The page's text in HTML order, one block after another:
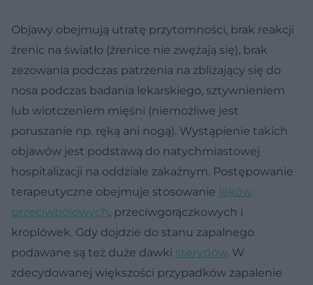
Objawy obejmują utratę przytomności, brak reakcji
źrenic na światło (źrenice nie zwężają się), brak
zezowania podczas patrzenia na zbliżający się do
nosa podczas badania lekarskiego, sztywnieniem
lub wiotczeniem mięśni (niemożliwe jest
poruszanie np. ręką ani nogą). Wystąpienie takich
objawów jest podstawą do natychmiastowej
hospitalizacji na oddziale zakaźnym. Postępowanie
terapeutyczne obejmuje stosowanie leków
przeciwbólowych, przeciwgorączkowych i
kroplówek. Gdy dojdzie do stanu zapalnego
podawane są też duże dawki sterydów. W
zdecydowanej większości przypadków zapalenie